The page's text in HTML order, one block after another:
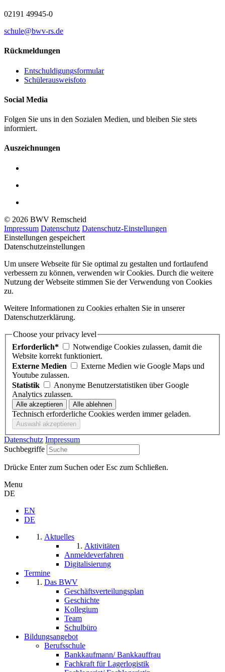
02191 49945-0
schule@bwv-rs.de
Rückmeldungen
Entschuldigungsformular
Schülerausweisfoto
Social Media
Folgen Sie uns in den Sozialen Medien, und bleiben Sie stets
informiert.
Auszeichnungen
© 2026 BWV Remscheid
Impressum Datenschutz Datenschutz-Einstellungen
Einstellungen gespeichert
Datenschutzeinstellungen
Um unsere Webseite für Sie optimal zu gestalten und fortlaufend
verbessern zu können, verwenden wir Cookies. Durch die weitere
Nutzung der Webseite stimmen Sie der Verwendung von Cookies
zu.
Weitere Informationen zu Cookies erhalten Sie in unserer
Datenschutzerklärung.
Choose your privacy level
Erforderlich*
Notwendige Cookies zulassen, damit die
Website korrekt funktioniert.
Externe Medien
Externe Medien wie Google Maps und
Youtube zulassen.
Statistik
Anonyme Benutzerstatistiken über Google
Analytics zulassen.
Technisch erforderliche Cookies werden immer geladen.
Datenschutz Impressum
Suchbegriffe
Drücke Enter zum Suchen oder Esc zum Schließen.
Menu
DE
EN
DE
Aktuelles
Aktivitäten
Anmeldeverfahren
Digitalisierung
Termine
Das BWV
Geschäftsverteilungsplan
Geschichte
Kollegium
Team
Schulbüro
Bildungsangebot
Berufsschule
Bankkaufmann/ Bankkauffrau
Fachkraft für Lagerlogistik